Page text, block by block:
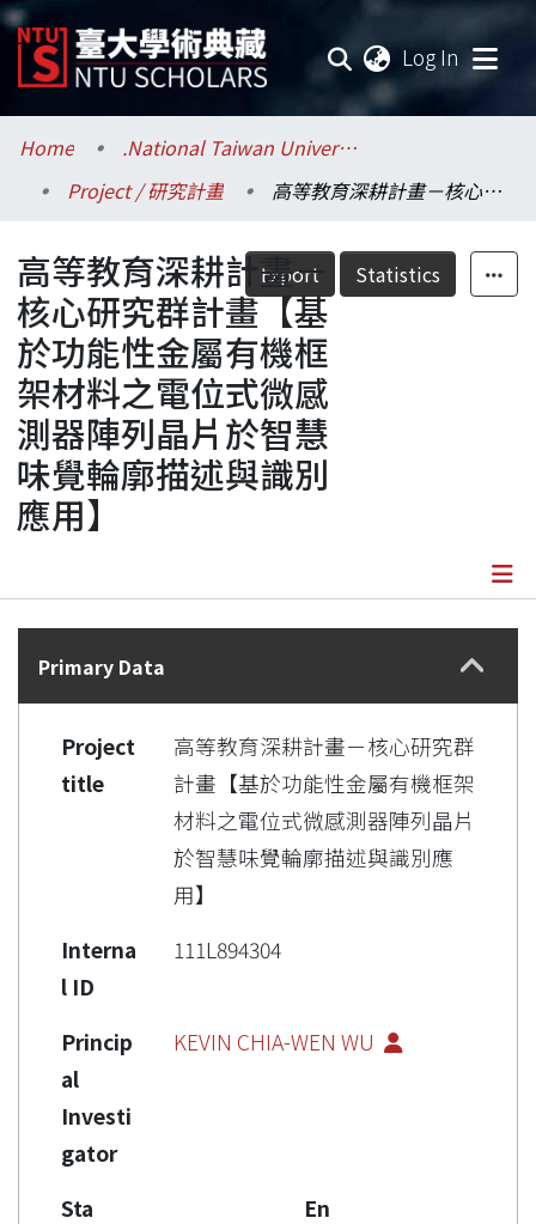
Log In
Communities & Collections
Research Outputs
Fundings & Projects
Researchers
Organizations
Statistics
Home
.National Taiwan University / 國立臺灣大學
Project / 研究計畫
高等教育深耕計畫－核心研究群計畫【基於功能性金屬有機框架材料之電位式微感測器陣列晶片於智慧味覺輪廓描述與識別應用】
Export Statistics
高等教育深耕計畫－
核心研究群計畫【基
於功能性金屬有機框
架材料之電位式微感
測器陣列晶片於智慧
味覺輪廓描述與識別
應用】
Details
Primary Data
Project
title
高等教育深耕計畫－核心研究群
計畫【基於功能性金屬有機框架
材料之電位式微感測器陣列晶片
於智慧味覺輪廓描述與識別應
用】
Interna
l ID
111L894304
Princip
al
Investi
gator
KEVIN CHIA-WEN WU
Sta
En